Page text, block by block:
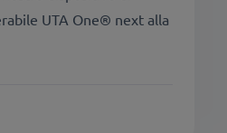
UTA One® next alla